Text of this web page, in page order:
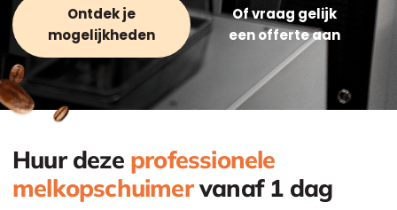
Ontdek je
mogelijkheden
Of vraag gelijk
een offerte aan
Huur deze professionele
melkopschuimervanaf 1 dag